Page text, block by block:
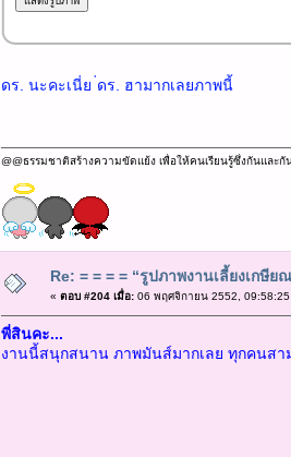
ดร. นะคะเนี่ย ่ดร. ฮามากเลยภาพนี้
@@ธรรมชาติสร้างความขัดแย้ง เพื่อให้คนเรียนรู้ซึ่งกันและกั
Re: = = = = “รูปภาพงานเลี้ยงเกษี
« ตอบ #204 เมื่อ:06 พฤศจิกายน 2552, 09:58:25
พี่สินคะ...
งานนี้สนุกสนาน ภาพมันส์มากเลย ทุกคนสา